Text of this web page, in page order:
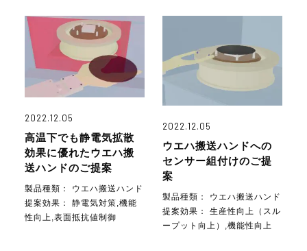
2022.12.05
高温下でも静電気拡散
効果に優れたウエハ搬
送ハンドのご提案
製品種類： ウエハ搬送ハンド
提案効果： 静電気対策,機能
性向上,表面抵抗値制御
2022.12.05
ウエハ搬送ハンドへの
センサー組付けのご提
案
製品種類： ウエハ搬送ハンド
提案効果：生産性向上（スル
ープット向上）,機能性向上